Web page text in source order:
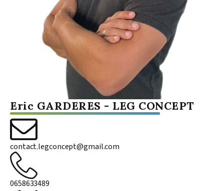
Eric GARDERES - LEG CONCEPT
contact.legconcept@gmail.com
0658633489